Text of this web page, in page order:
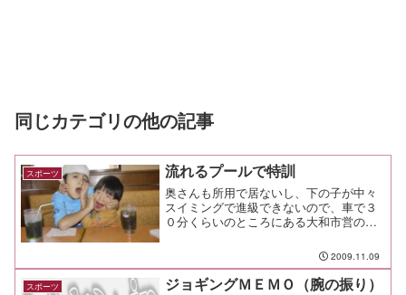
同じカテゴリの他の記事
スポーツ 流れるプールで特訓
奥さんも所用で居ないし、下の子が中々
スイミングで進級できないので、車で３
０分くらいのところにある大和市営の公
引地台温水プールここは更衣室周りの作
りが古臭いんだけど、２５ｍプールと、
それを囲むように流れるプ...
2009.11.09
スポーツ ジョギングＭＥＭＯ（腕の振り）